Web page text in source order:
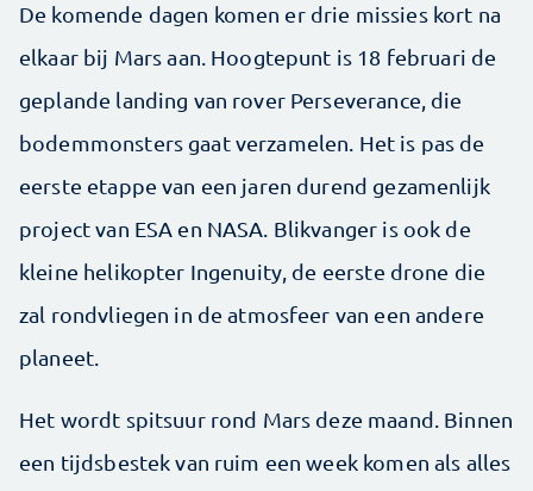
De komende dagen komen er drie missies kort na
elkaar bij Mars aan. Hoogtepunt is 18 februari de
geplande landing van rover Perseverance, die
bodemmonsters gaat verzamelen. Het is pas de
eerste etappe van een jaren durend gezamenlijk
project van ESA en NASA. Blikvanger is ook de
kleine helikopter Ingenuity, de eerste drone die
zal rondvliegen in de atmosfeer van een andere
planeet.
Het wordt spitsuur rond Mars deze maand. Binnen
een tijdsbestek van ruim een week komen als alles